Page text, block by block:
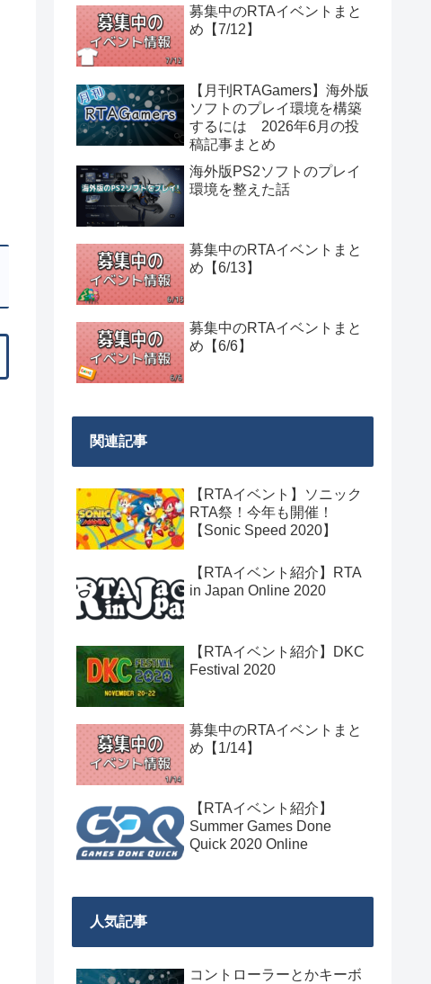
募集中のRTAイベントまと
め【7/12】
【月刊RTAGamers】海外版
ソフトのプレイ環境を構築
するには 2026年6月の投
稿記事まとめ
海外版PS2ソフトのプレイ
環境を整えた話
募集中のRTAイベントまと
め【6/13】
募集中のRTAイベントまと
め【6/6】
関連記事
【RTAイベント】ソニック
RTA祭！今年も開催！
【Sonic Speed 2020】
【RTAイベント紹介】RTA
in Japan Online 2020
【RTAイベント紹介】DKC
Festival 2020
募集中のRTAイベントまと
め【1/14】
【RTAイベント紹介】
Summer Games Done
Quick 2020 Online
人気記事
コントローラーとかキーボ